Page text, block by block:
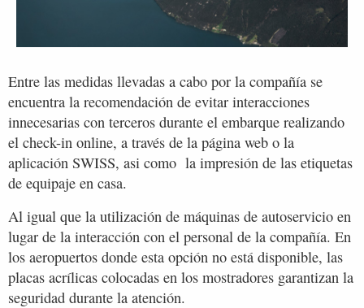
Entre las medidas llevadas a cabo por la compañía se
encuentra la recomendación de evitar interacciones
innecesarias con terceros durante el embarque realizando
el check-in online, a través de la página web o la
aplicación SWISS, asi como la impresión de las etiquetas
de equipaje en casa.
Al igual que la utilización de máquinas de autoservicio en
lugar de la interacción con el personal de la compañía. En
los aeropuertos donde esta opción no está disponible, las
placas acrílicas colocadas en los mostradores garantizan la
seguridad durante la atención.